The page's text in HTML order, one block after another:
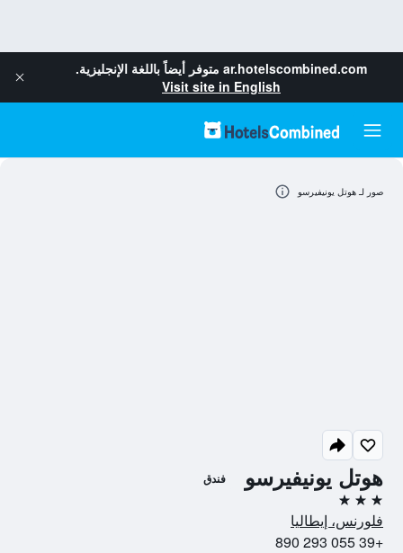
ar.hotelscombined.com متوفر أيضاً باللغة الإنجليزية.
Visit site in English
هوتل يونيفيرسو فندق
3 نجوم
فلورنس، إيطاليا
+39 055 293 890
صور لـ هوتل يونيفيرسو